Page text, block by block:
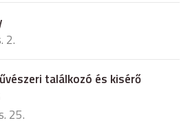
2.
találkozó és kisérő
25.